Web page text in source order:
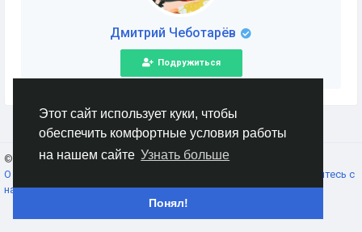
Этот сайт использует куки, чтобы
обеспечить комфортные условия работы
на нашем сайте Узнать больше
Понял!
Дмитрий Чеботарёв
Подружиться
© 2026 AnimeSocial.SU - Первая аниме сеть!
О нас
Свяжитесь с
нами
Каталог